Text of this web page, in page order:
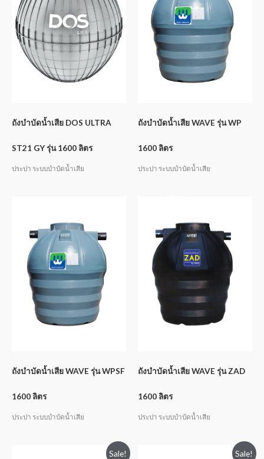
ถังบำบัดน้ำเสีย DOS ULTRA
ST21 GY รุ่น 1600 ลิตร
ประปา ระบบบำบัดน้ำเสีย
ถังบำบัดน้ำเสีย WAVE รุ่น WP
1600 ลิตร
ประปา ระบบบำบัดน้ำเสีย
ถังบำบัดน้ำเสีย WAVE รุ่น WPSF
1600 ลิตร
ประปา ระบบบำบัดน้ำเสีย
ถังบำบัดน้ำเสีย WAVE รุ่น ZAD
1600 ลิตร
ประปา ระบบบำบัดน้ำเสีย
Sale! Sale!